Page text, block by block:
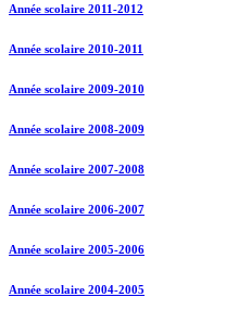
Année scolaire 2011-2012
Année scolaire 2010-2011
Année scolaire 2009-2010
Année scolaire 2008-2009
Année scolaire 2007-2008
Année scolaire 2006-2007
Année scolaire 2005-2006
Année scolaire 2004-2005